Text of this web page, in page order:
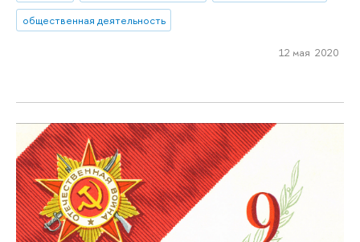
общественная деятельность
12 мая 2020